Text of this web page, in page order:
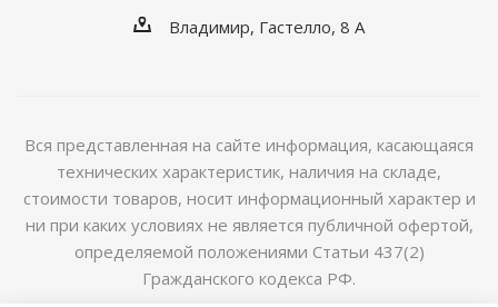
Владимир, Гастелло, 8 А
Вся представленная на сайте информация, касающаяся
технических характеристик, наличия на складе,
стоимости товаров, носит информационный характер и
ни при каких условиях не является публичной офертой,
определяемой положениями Статьи 437(2)
Гражданского кодекса РФ.